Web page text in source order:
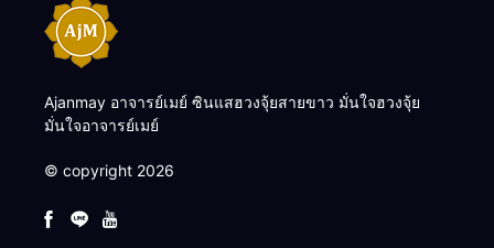
Ajanmay อาจารย์เมย์ ซินแสฮวงจุ้ยสายขาว มั่นใจฮวงจุ้ย
มั่นใจอาจารย์เมย์
© copyright 2026